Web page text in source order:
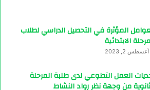
المؤثرة في التحصيل الدراسي لطلاب
الابتدائية
أغسطس 2, 2023
العمل التطوعي لدى طلبة المرحلة
من وجهة نظر رواد النشاط